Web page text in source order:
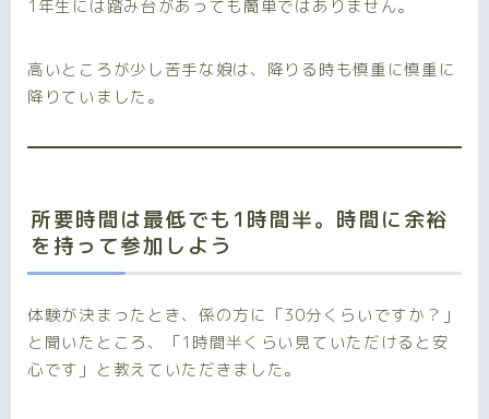
1年生には踏み台があっても簡単ではありません。
高いところが少し苦手な娘は、降りる時も慎重に慎重に
降りていました。
所要時間は最低でも1時間半。時間に余裕
を持って参加しよう
体験が決まったとき、係の方に「30分くらいですか？」
と聞いたところ、「1時間半くらい見ていただけると安
心です」と教えていただきました。